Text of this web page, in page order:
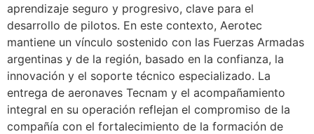
aprendizaje seguro y progresivo, clave para el
desarrollo de pilotos. En este contexto, Aerotec
mantiene un vínculo sostenido con las Fuerzas Armadas
argentinas y de la región, basado en la confianza, la
innovación y el soporte técnico especializado. La
entrega de aeronaves Tecnam y el acompañamiento
integral en su operación reflejan el compromiso de la
compañía con el fortalecimiento de la formación de